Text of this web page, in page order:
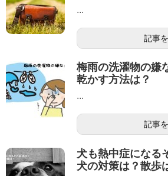
...
記事
梅雨の洗濯物の嫌
乾かす方法は？
...
記事
犬も熱中症になる
犬の対策は？散歩